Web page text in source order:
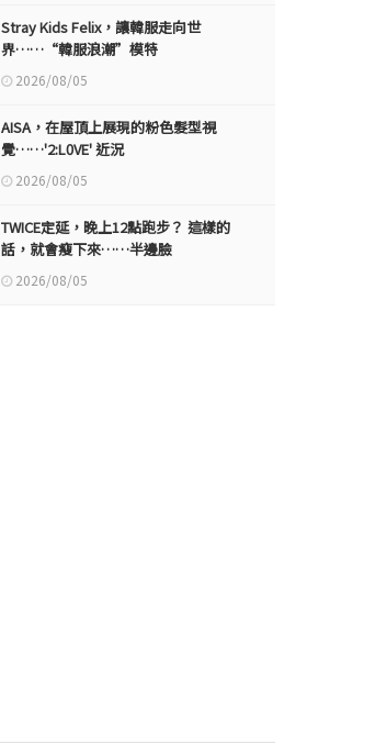
Stray Kids Felix，讓韓服走向世
界……“韓服浪潮”模特
2026/08/05
AISA，在屋頂上展現的粉色髮型視
覺……'2:L0VE' 近況
2026/08/05
TWICE定延，晚上12點跑步？ 這樣的
話，就會瘦下來……半邊臉
2026/08/05